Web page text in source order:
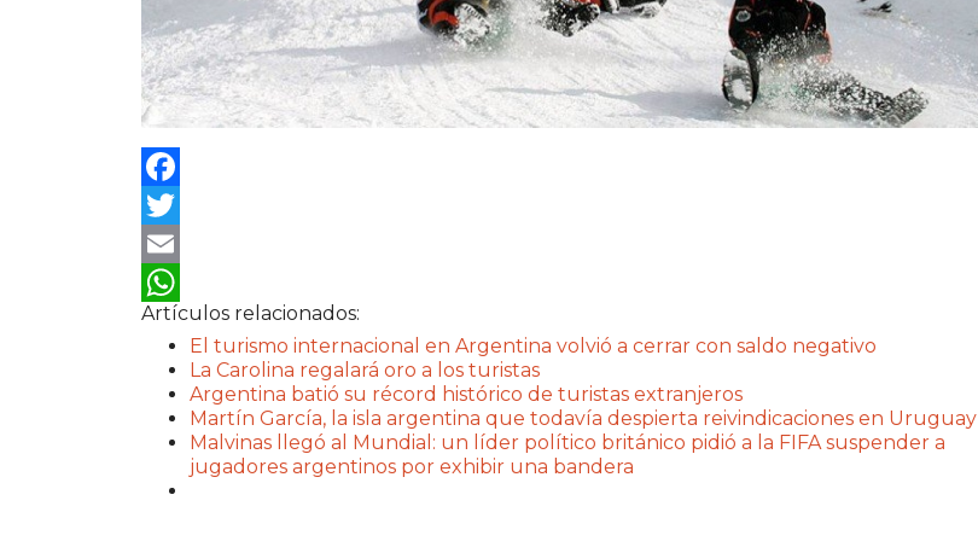
Facebook
Twitter
Email
WhatsApp
Artículos relacionados:
El turismo internacional en Argentina volvió a cerrar con saldo negativo
La Carolina regalará oro a los turistas
Argentina batió su récord histórico de turistas extranjeros
Martín García, la isla argentina que todavía despierta reivindicaciones en Uruguay
Malvinas llegó al Mundial: un líder político británico pidió a la FIFA suspender a
jugadores argentinos por exhibir una bandera